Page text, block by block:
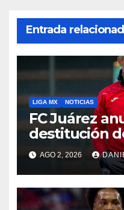
Entrada
LIGA MX NOTICIAS
FC Juárez
destitución
AGO 2, 2026